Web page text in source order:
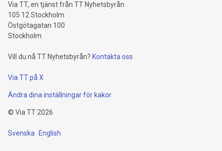
Via TT, en tjänst från TT Nyhetsbyrån
105 12 Stockholm
Östgötagatan 100
Stockholm
Vill du nå TT Nyhetsbyrån? Kontakta oss
Via TT på X
Ändra dina inställningar för kakor
© Via TT 2026
Svenska English